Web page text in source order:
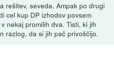
rešitev, seveda. Ampak po drugi
cel kup DP izhodov povsem
nekaj promilih dva. Tisti, ki jih
razlog, da si jih pač privoščijo.